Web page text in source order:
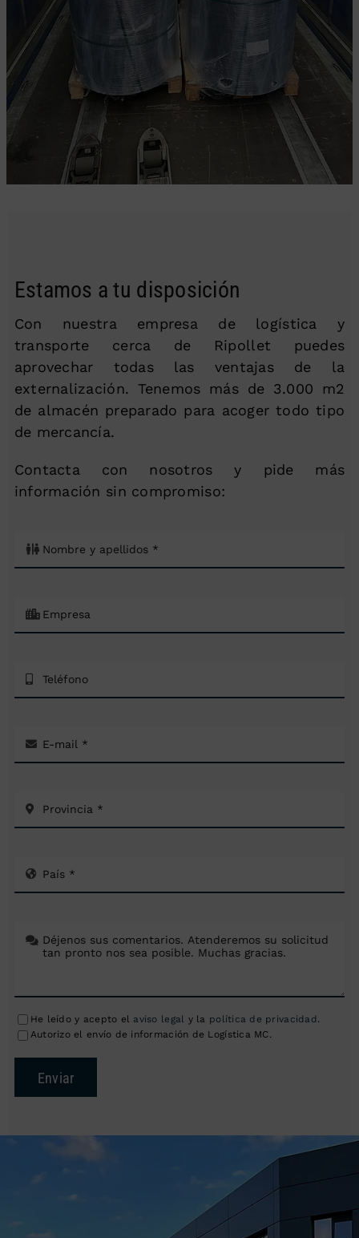
Estamos a tu disposición
Con nuestra empresa de logística y
transporte cerca de Ripollet puedes
aprovechar todas las ventajas de la
externalización. Tenemos más de 3.000 m2
de almacén preparado para acoger todo tipo
de mercancía.
Contacta con nosotros y pide más
información sin compromiso:
He leído y acepto el aviso legal y la política de privacidad.
Autorizo el envío de información de Logística MC.
Enviar